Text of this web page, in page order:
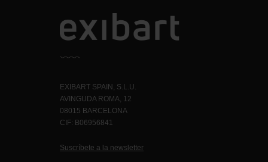
EXIBART SPAIN, S.L.U.
AVINGUDA ROMA, 12
08015 BARCELONA
CIF: B06956841
Suscríbete a la newsletter